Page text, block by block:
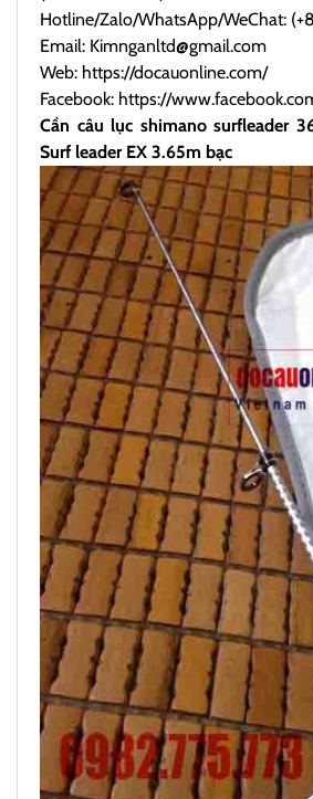
Hotline/Zalo/WhatsApp/WeChat:
Email: Kimnganltd@gmail.com
Web: https://docauonline.com/
Facebook: https://
Cần câu lục shimano surfleader
Surf leader EX 3.65m bạc